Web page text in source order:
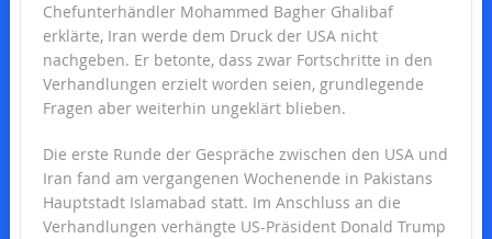
Chefunterhändler Mohammed Bagher Ghalibaf
erklärte, Iran werde dem Druck der USA nicht
nachgeben. Er betonte, dass zwar Fortschritte in den
Verhandlungen erzielt worden seien, grundlegende
Fragen aber weiterhin ungeklärt blieben.
Die erste Runde der Gespräche zwischen den USA und
Iran fand am vergangenen Wochenende in Pakistans
Hauptstadt Islamabad statt. Im Anschluss an die
Verhandlungen verhängte US-Präsident Donald Trump